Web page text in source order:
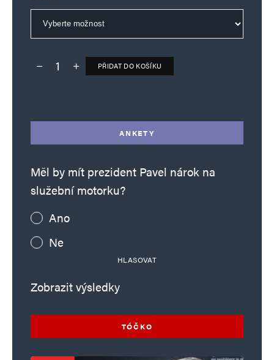
Deník TO – verze bez reklam množství
PŘIDAT DO KOŠÍKU
ANKETY
Měl by mít prezident Pavel nárok na
služební motorku?
Ano
Ne
HLASOVAT
Zobrazit výsledky
TÓČKO